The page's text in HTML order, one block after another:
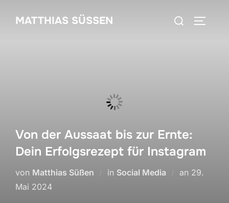
InhaltMATTHIAS SÜSSEN
Suchen
Von der Aussaat bis zur Ernte:
Dein Erfolgsrezept für Instagram
von Matthias Süßen in Social Media an 29.
Mai 2024